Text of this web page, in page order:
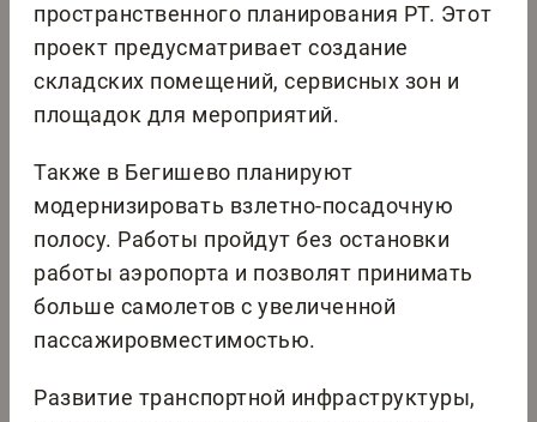
пространственного планирования РТ. Этот
проект предусматривает создание
складских помещений, сервисных зон и
площадок для мероприятий.
Также в Бегишево планируют
модернизировать взлетно-посадочную
полосу. Работы пройдут без остановки
работы аэропорта и позволят принимать
больше самолетов с увеличенной
пассажировместимостью.
Развитие транспортной инфраструктуры,